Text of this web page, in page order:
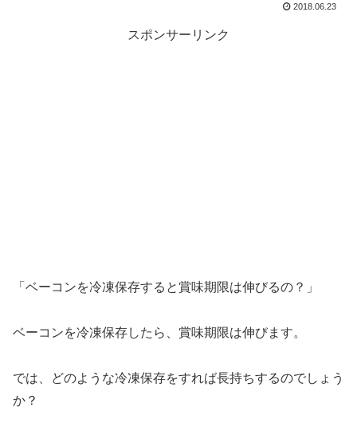
2018.06.23
スポンサーリンク
「ベーコンを冷凍保存すると賞味期限は伸びるの？」
ベーコンを冷凍保存したら、賞味期限は伸びます。
では、どのような冷凍保存をすれば長持ちするのでしょう
か？